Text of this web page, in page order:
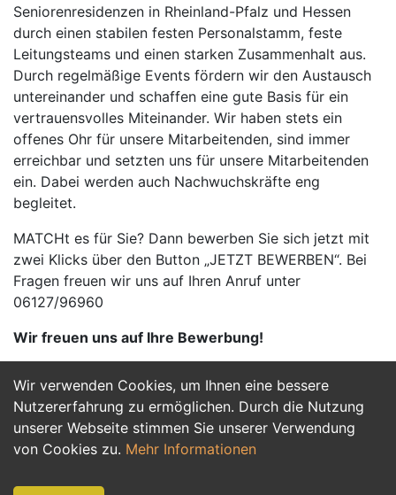
Wir verwenden Cookies, um Ihnen eine bessere
Nutzererfahrung zu ermöglichen. Durch die Nutzung
unserer Webseite stimmen Sie unserer Verwendung
von Cookies zu. Mehr Informationen
Seniorenresidenzen in Rheinland-Pfalz und Hessen
durch einen stabilen festen Personalstamm, feste
Leitungsteams und einen starken Zusammenhalt aus.
Durch regelmäßige Events fördern wir den Austausch
untereinander und schaffen eine gute Basis für ein
vertrauensvolles Miteinander. Wir haben stets ein
offenes Ohr für unsere Mitarbeitenden, sind immer
erreichbar und setzten uns für unsere Mitarbeitenden
ein. Dabei werden auch Nachwuchskräfte eng
begleitet.
MATCHt es für Sie? Dann bewerben Sie sich jetzt mit
zwei Klicks über den Button „JETZT BEWERBEN“. Bei
Fragen freuen wir uns auf Ihren Anruf unter
06127/96960
Wir freuen uns auf Ihre Bewerbung!
Jetzt Bewerben